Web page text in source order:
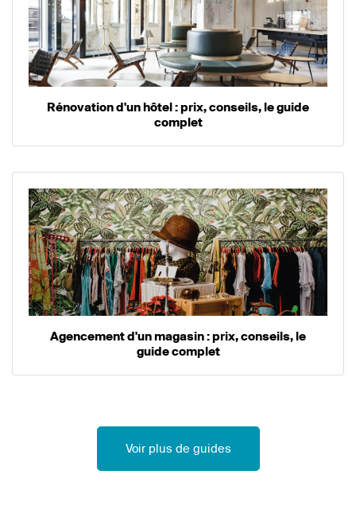
Rénovation d'un hôtel : prix, conseils, le guide
complet
Agencement d'un magasin : prix, conseils, le
guide complet
Voir plus de guides